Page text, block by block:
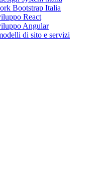
Bootstrap Italia
React
Angular
di sito e servizi